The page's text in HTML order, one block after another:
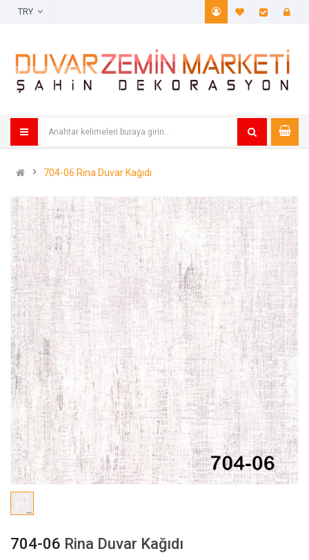
A. Listem
704-06 Rina Duvar Kağıdı
704-06 Rina Duvar Kağıdı